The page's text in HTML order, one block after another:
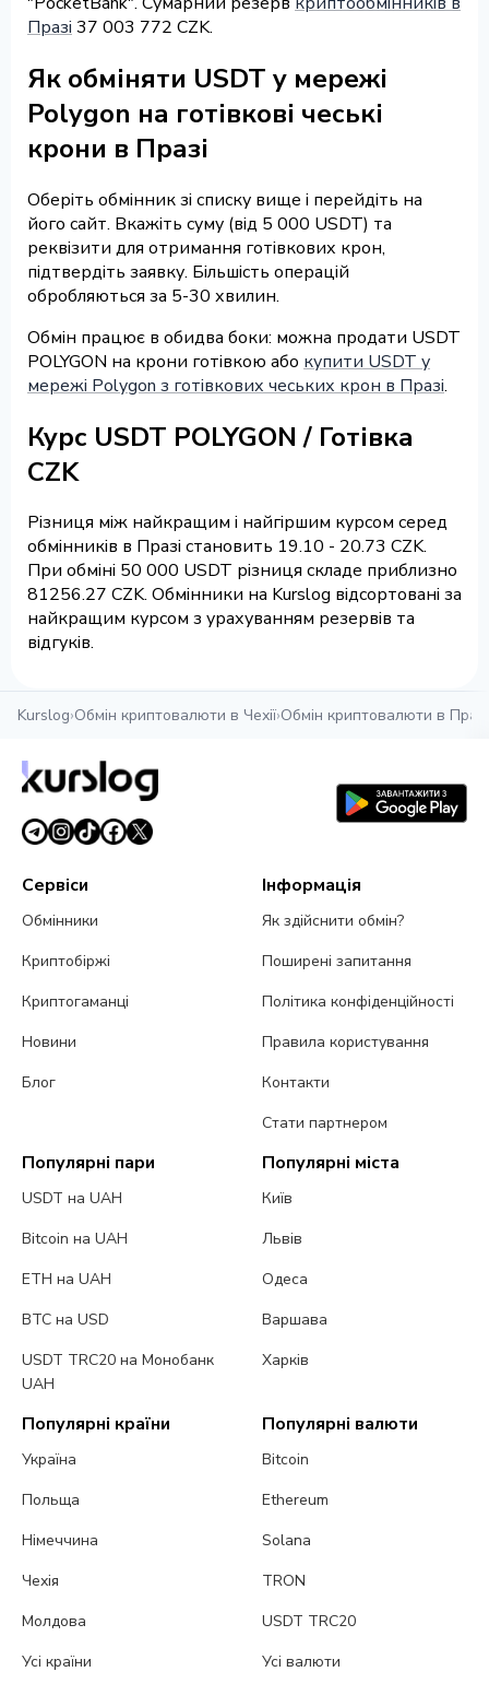
Празі 37 003 772 CZK.
Як обміняти USDT у мережі
Polygon на готівкові чеські
крони в Празі
Оберіть обмінник зі списку вище і перейдіть на
його сайт. Вкажіть суму (від 5 000 USDT) та
реквізити для отримання готівкових крон,
підтвердіть заявку. Більшість операцій
обробляються за 5-30 хвилин.
Обмін працює в обидва боки: можна продати USDT
POLYGON на крони готівкою або купити USDT у
мережі Polygon з готівкових чеських крон в Празі.
Курс USDT POLYGON / Готівка
CZK
Різниця між найкращим і найгіршим курсом серед
обмінників в Празі становить 19.10 - 20.73 CZK.
При обміні 50 000 USDT різниця складе приблизно
81256.27 CZK. Обмінники на Kurslog відсортовані за
найкращим курсом з урахуванням резервів та
відгуків.
Kurslog›Обмін криптовалюти в Чехії›Обмін криптовалюти в Празі
Сервіси
Обмінники
Криптобіржі
Криптогаманці
Новини
Блог
Інформація
Як здійснити обмін?
Поширені запитання
Політика конфіденційності
Правила користування
Контакти
Стати партнером
Популярні пари
USDT на UAH
Bitcoin на UAH
ETH на UAH
BTC на USD
USDT TRC20 на Монобанк
UAH
Популярні міста
Київ
Львів
Одеса
Варшава
Харків
Популярні країни
Україна
Польща
Німеччина
Чехія
Молдова
Усі країни
Популярні валюти
Bitcoin
Ethereum
Solana
TRON
USDT TRC20
Усі валюти